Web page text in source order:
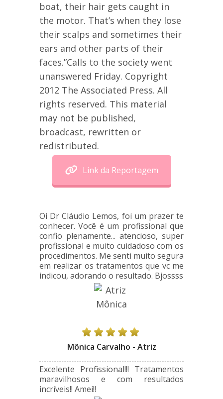
boat, their hair gets caught in
the motor. That’s when they lose
their scalps and sometimes their
ears and other parts of their
faces.”Calls to the society went
unanswered Friday. Copyright
2012 The Associated Press. All
rights reserved. This material
may not be published,
broadcast, rewritten or
redistributed.
Link da Reportagem
Oi Dr Cláudio Lemos, foi um prazer te
conhecer. Você é um profissional que
confio plenamente... atencioso, super
profissional e muito cuidadoso com os
procedimentos. Me senti muito segura
em realizar os tratamentos que vc me
indicou, adorando o resultado. Bjossss
Mônica Carvalho - Atriz
Excelente Profissional!!! Tratamentos
maravilhosos e com resultados
incríveis!! Amei!!